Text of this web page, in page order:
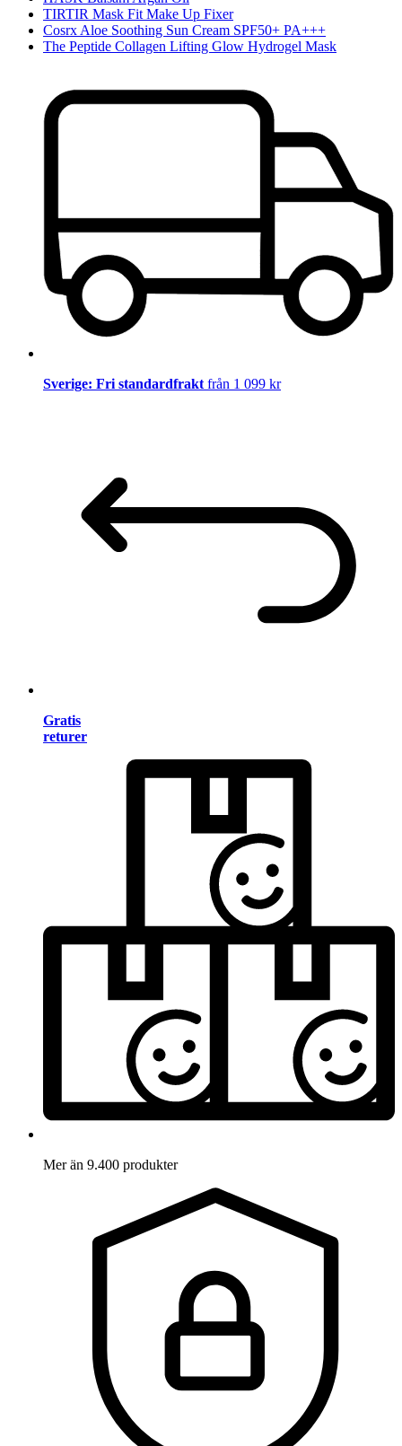
TIRTIR Mask Fit Make Up Fixer
Cosrx Aloe Soothing Sun Cream SPF50+ PA+++
The Peptide Collagen Lifting Glow Hydrogel Mask
Sverige: Fri standardfrakt från 1 099 kr
Gratis
returer
Mer än 9.400 produkter